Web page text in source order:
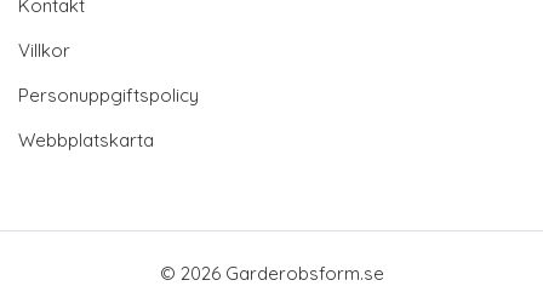
Kontakt
Villkor
Personuppgiftspolicy
Webbplatskarta
© 2026 Garderobsform.se